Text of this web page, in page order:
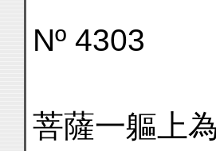
Nº 4303
菩薩一軀上